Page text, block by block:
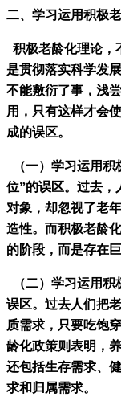
二、学习运用积极
积极老龄化理论，
是贯彻落实科学发
不能敷衍了事，浅
用，只有这样才会
成的误区。
（一）学习运用积
位”的误区。过去，
对象，却忽视了老
造性。而积极老龄
的阶段，而是存在
（二）学习运用积
误区。过去人们把
质需求，只要吃饱
龄化政策则表明，
还包括生存需求、
求和归属需求。